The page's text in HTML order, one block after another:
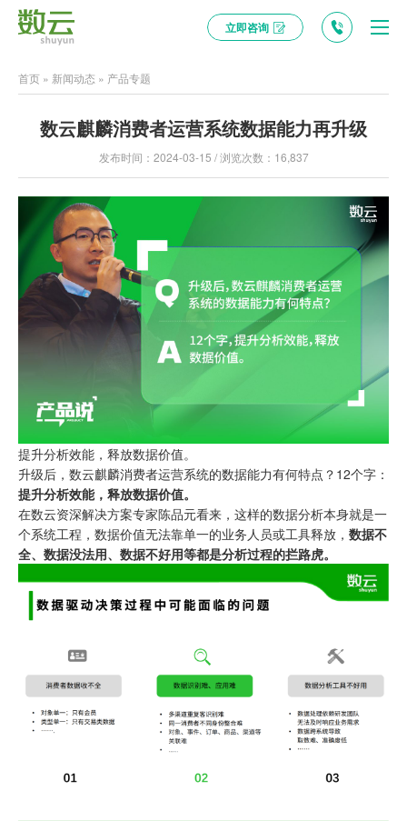
立即咨询
首页 » 新闻动态 » 产品专题
数云麒麟消费者运营系统数据能力再升级
发布时间：2024-03-15 / 浏览次数：16,837
提升分析效能，释放数据价值。
升级后，数云麒麟消费者运营系统的数据能力有何特点？12个字：
提升分析效能，释放数据价值。
在数云资深解决方案专家陈品元看来，这样的数据分析本身就是一
个系统工程，数据价值无法靠单一的业务人员或工具释放， 数据不
全、数据没法用、数据不好用等都是分析过程的拦路虎。